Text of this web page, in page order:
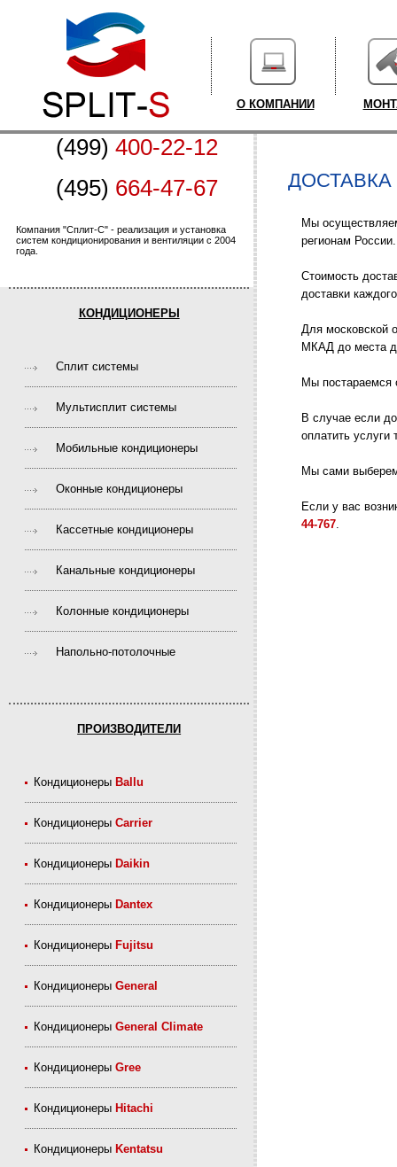
О КОМПАНИИ
(499) 400-22-12
(495) 664-47-67
Компания "Сплит-С" - реализация и установка
систем кондиционирования и вентиляции с 2004
года.
КОНДИЦИОНЕРЫ
Cплит системы
Мультисплит системы
Мобильные кондиционеры
Оконные кондиционеры
Кассетные кондиционеры
Канальные кондиционеры
Колонные кондиционеры
Напольно-потолочные
ПРОИЗВОДИТЕЛИ
Кондиционеры Ballu
КондиционерыCarrier
Кондиционеры Daikin
Кондиционеры Dantex
Кондиционеры Fujitsu
КондиционерыGeneral
КондиционерыGeneral Climate
КондиционерыGree
Кондиционеры Hitachi
Кондиционеры Kentatsu
ДОСТАВКА
Мы
регионам России.
Стоимость
доставки
Для московской
МКАД до места
Мы постараемся
В случае если
оплатить услуги
Мы сами
Если у вас
44-767.